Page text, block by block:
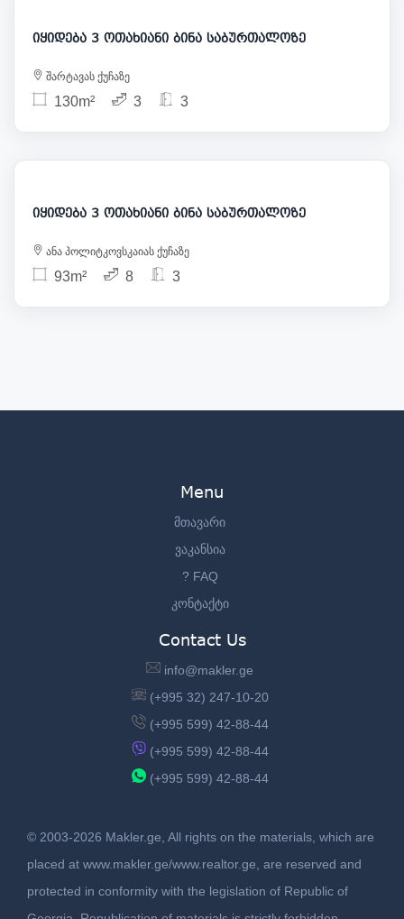
იყიდება 3 ოთახიანი ბინა საბურთალოზე
შარტავას ქუჩაზე
130m² 3 3
240 000
იყიდება 3 ოთახიანი ბინა საბურთალოზე
ანა პოლიტკოვსკაიას ქუჩაზე
93m² 8 3
Menu
მთავარი
ვაკანსია
? FAQ
კონტაქტი
Contact Us
info@makler.ge
(+995 32) 247-10-20
(+995 599) 42-88-44
(+995 599) 42-88-44
(+995 599) 42-88-44
© 2003-2026 Makler.ge, All rights on the materials, which are
placed at www.makler.ge/www.realtor.ge, are reserved and
protected in conformity with the legislation of Republic of